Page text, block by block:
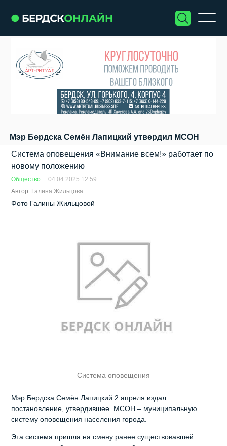
Мэр Бердска Семён Лапицкий утвердил МСОН
Система оповещения «Внимание всем!» работает по
новому положению
Общество
04.04.2025 12:59
Автор: Галина Жильцова
Фото Галины Жильцовой
Система оповещения
Мэр Бердска Семён Лапицкий 2 апреля издал
постановление, утвердившее МСОН – муниципальную
систему оповещения населения города.
Эта система пришла на смену ранее существовавшей